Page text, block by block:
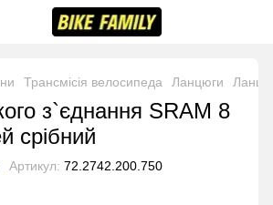
Трансмісія велосипеда Ланцюги
з`єднання SRAM 8
срібний
Артикул: 72.2742.200.750